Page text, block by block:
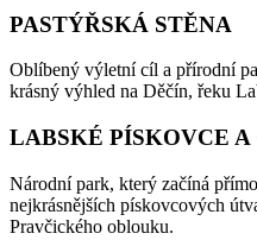
PASTÝŘSKÁ STĚNA
Oblíbený výletní cíl a přírodní
krásný výhled na Děčín, řeku
LABSKÉ PÍSKOVCE
Národní park, který začíná
nejkrásnějších pískovcových
Pravčického oblouku.